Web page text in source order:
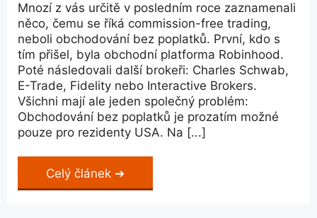
Mnozí z vás určitě v posledním roce zaznamenali
něco, čemu se říká commission-free trading,
neboli obchodování bez poplatků. První, kdo s
tím přišel, byla obchodní platforma Robinhood.
Poté následovali další brokeři: Charles Schwab,
E-Trade, Fidelity nebo Interactive Brokers.
Všichni mají ale jeden společný problém:
Obchodování bez poplatků je prozatím možné
pouze pro rezidenty USA. Na [...]
Celý článek